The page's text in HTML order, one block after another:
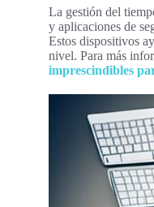
La gestión del
y aplicaciones de
Estos dispositivos
nivel. Para más
imprescindibles